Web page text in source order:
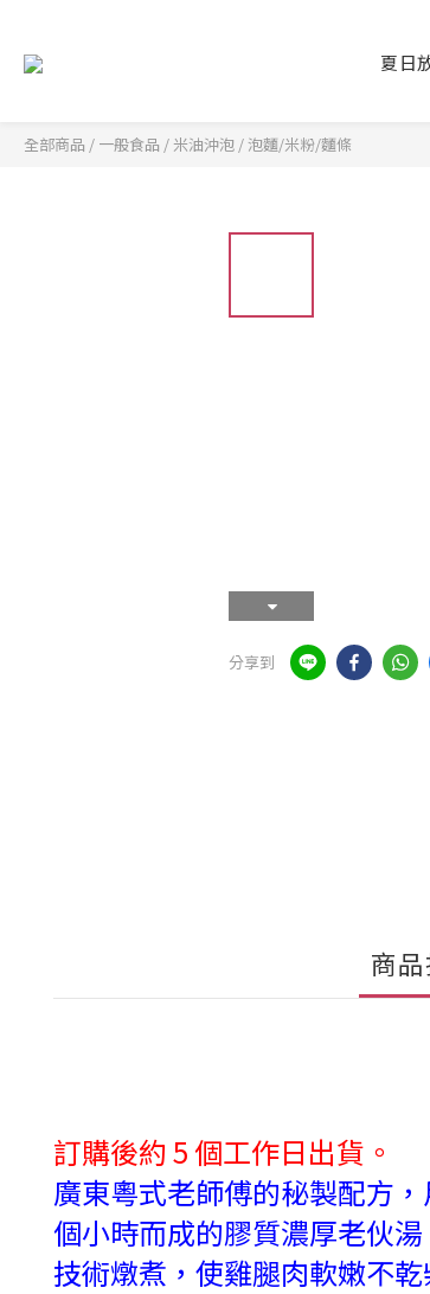
夏日
全部商品 / 一般食品 / 米油沖泡 /泡麵/米粉/麵條
分享到
商
訂購後約 5 個工作日出貨。
廣東粵式老師傅的秘製配方
個小時而成的膠質濃厚老伙
技術燉煮，使雞腿肉軟嫩不